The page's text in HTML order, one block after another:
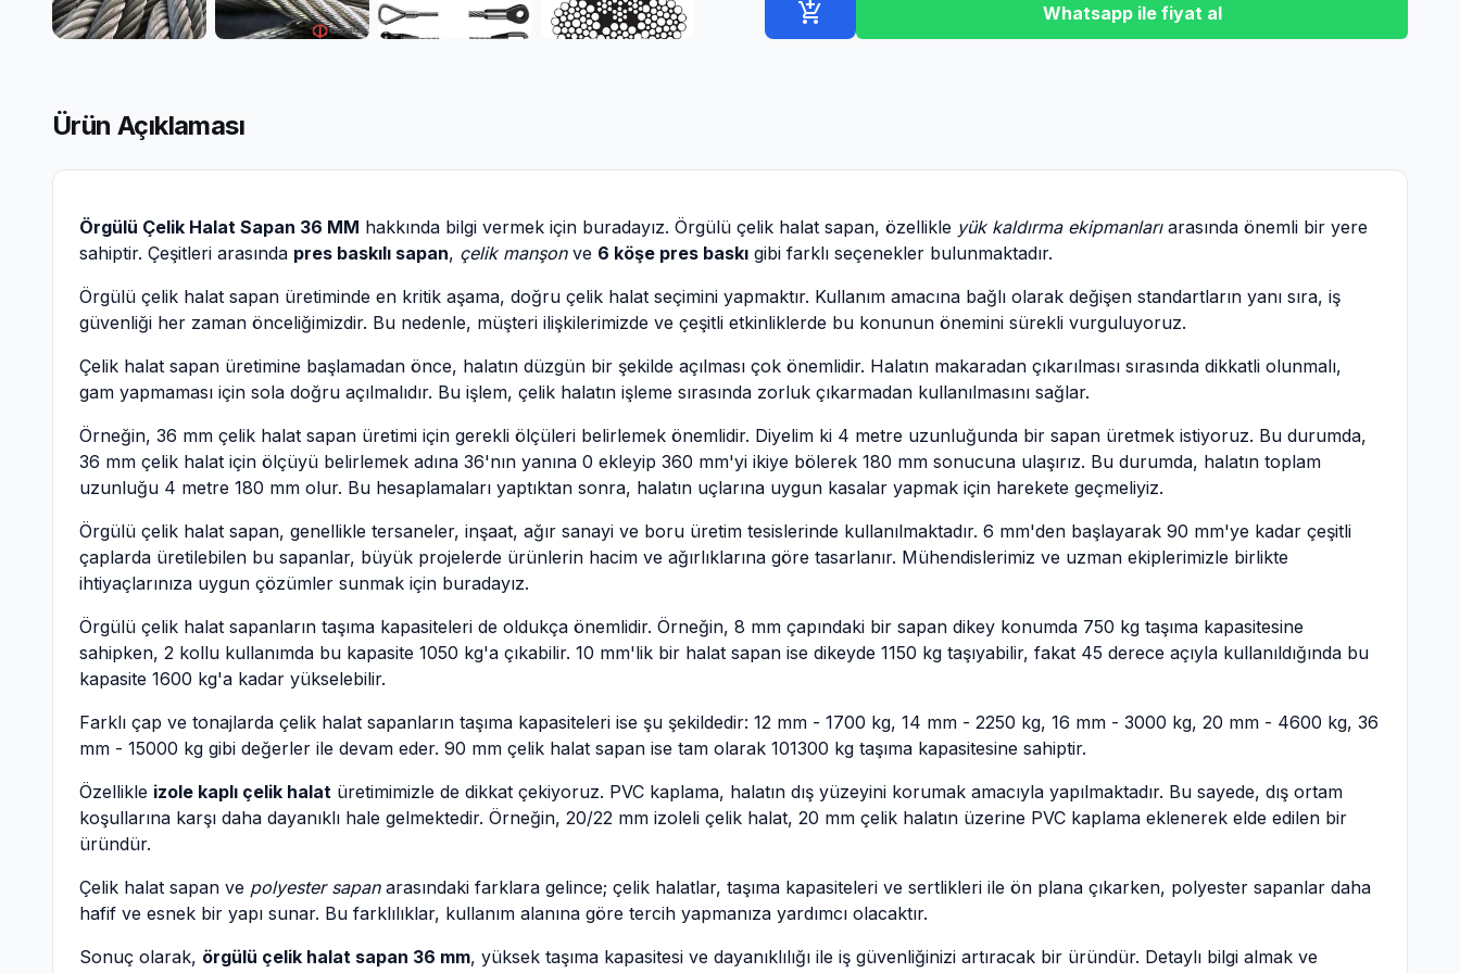
add_shopping_cart Whatsapp ile fiyat al
Ürün Açıklaması
Örgülü Çelik Halat Sapan 36 MM hakkında bilgi vermek için buradayız. Örgülü çelik halat sapan, özellikle yük kaldırma ekipmanlarıarasında önemli bir yere
sahiptir. Çeşitleri arasında pres baskılı sapan, çelik manşonve 6 köşe pres baskı gibi farklı seçenekler bulunmaktadır.
Örgülü çelik halat sapan üretiminde en kritik aşama, doğru çelik halat seçimini yapmaktır. Kullanım amacına bağlı olarak değişen standartların yanı sıra, iş
güvenliği her zaman önceliğimizdir. Bu nedenle, müşteri ilişkilerimizde ve çeşitli etkinliklerde bu konunun önemini sürekli vurguluyoruz.
Çelik halat sapan üretimine başlamadan önce, halatın düzgün bir şekilde açılması çok önemlidir. Halatın makaradan çıkarılması sırasında dikkatli olunmalı,
gam yapmaması için sola doğru açılmalıdır. Bu işlem, çelik halatın işleme sırasında zorluk çıkarmadan kullanılmasını sağlar.
Örneğin, 36 mm çelik halat sapan üretimi için gerekli ölçüleri belirlemek önemlidir. Diyelim ki 4 metre uzunluğunda bir sapan üretmek istiyoruz. Bu durumda,
36 mm çelik halat için ölçüyü belirlemek adına 36'nın yanına 0 ekleyip 360 mm'yi ikiye bölerek 180 mm sonucuna ulaşırız. Bu durumda, halatın toplam
uzunluğu 4 metre 180 mm olur. Bu hesaplamaları yaptıktan sonra, halatın uçlarına uygun kasalar yapmak için harekete geçmeliyiz.
Örgülü çelik halat sapan, genellikle tersaneler, inşaat, ağır sanayi ve boru üretim tesislerinde kullanılmaktadır. 6 mm'den başlayarak 90 mm'ye kadar çeşitli
çaplarda üretilebilen bu sapanlar, büyük projelerde ürünlerin hacim ve ağırlıklarına göre tasarlanır. Mühendislerimiz ve uzman ekiplerimizle birlikte
ihtiyaçlarınıza uygun çözümler sunmak için buradayız.
Örgülü çelik halat sapanların taşıma kapasiteleri de oldukça önemlidir. Örneğin, 8 mm çapındaki bir sapan dikey konumda 750 kg taşıma kapasitesine
sahipken, 2 kollu kullanımda bu kapasite 1050 kg'a çıkabilir. 10 mm'lik bir halat sapan ise dikeyde 1150 kg taşıyabilir, fakat 45 derece açıyla kullanıldığında bu
kapasite 1600 kg'a kadar yükselebilir.
Farklı çap ve tonajlarda çelik halat sapanların taşıma kapasiteleri ise şu şekildedir: 12 mm - 1700 kg, 14 mm - 2250 kg, 16 mm - 3000 kg, 20 mm - 4600 kg, 36
mm - 15000 kg gibi değerler ile devam eder. 90 mm çelik halat sapan ise tam olarak 101300 kg taşıma kapasitesine sahiptir.
Özellikle izole kaplı çelik halat üretimimizle de dikkat çekiyoruz. PVC kaplama, halatın dış yüzeyini korumak amacıyla yapılmaktadır. Bu sayede, dış ortam
koşullarına karşı daha dayanıklı hale gelmektedir. Örneğin, 20/22 mm izoleli çelik halat, 20 mm çelik halatın üzerine PVC kaplama eklenerek elde edilen bir
üründür.
Çelik halat sapan ve polyester sapanarasındaki farklara gelince; çelik halatlar, taşıma kapasiteleri ve sertlikleri ile ön plana çıkarken, polyester sapanlar daha
hafif ve esnek bir yapı sunar. Bu farklılıklar, kullanım alanına göre tercih yapmanıza yardımcı olacaktır.
Sonuç olarak, örgülü çelik halat sapan 36 mm, yüksek taşıma kapasitesi ve dayanıklılığı ile iş güvenliğinizi artıracak bir üründür. Detaylı bilgi almak ve